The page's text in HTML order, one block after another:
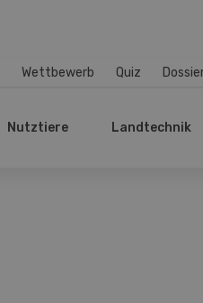
Wettbewerb Quiz
Nutztiere Landtechnik